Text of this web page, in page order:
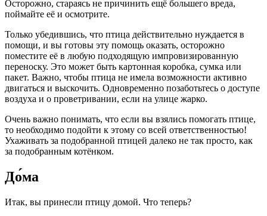
Осторожно, стараясь не причинить ещё большего вреда,
поймайте её и осмотрите.
Только убедившись, что птица действительно нуждается в
помощи, и вы готовы эту помощь оказать, осторожно
поместите её в любую подходящую импровизированную
переноску. Это может быть картонная коробка, сумка или
пакет. Важно, чтобы птица не имела возможности активно
двигаться и выскочить. Одновременно позаботьтесь о доступе
воздуха и о проветривании, если на улице жарко.
Очень важно понимать, что если вы взялись помогать птице,
то необходимо подойти к этому со всей ответственностью!
Ухаживать за подобранной птицей далеко не так просто, как
за подобранным котёнком.
До́ма
Итак, вы принесли птицу домой. Что теперь?